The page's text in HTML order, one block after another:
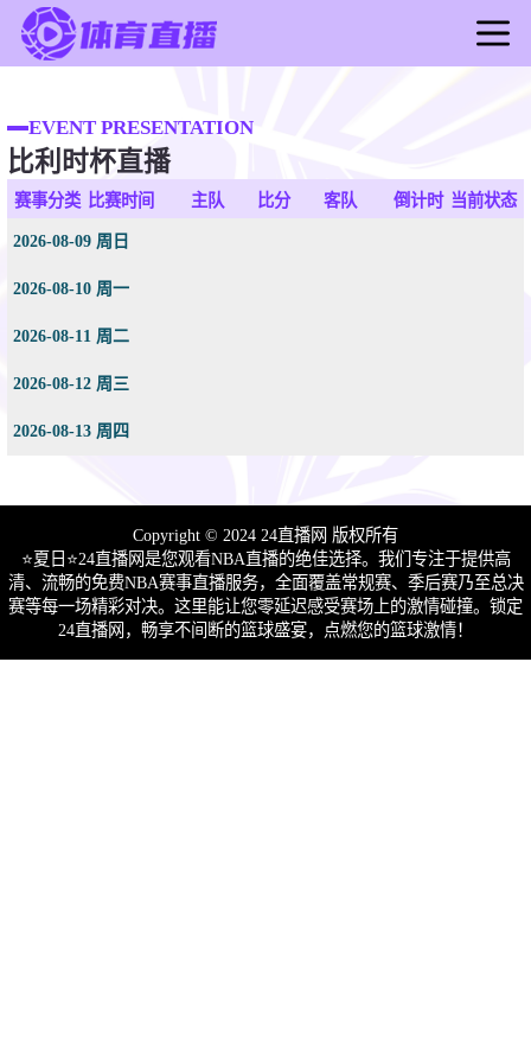
足球直播
篮球直播
足球录像
篮球新闻
EVENT PRESENTATION
比利时杯直播
赛事分类 比赛时间 主队 比分 客队 倒计时 当前状态
2026-08-09 周日
2026-08-10 周一
2026-08-11 周二
2026-08-12 周三
2026-08-13 周四
Copyright © 2024 24直播网 版权所有
⭐️夏日⭐24直播网是您观看NBA直播的绝佳选择。我们专注于提供高
清、流畅的免费NBA赛事直播服务，全面覆盖常规赛、季后赛乃至总决
赛等每一场精彩对决。这里能让您零延迟感受赛场上的激情碰撞。锁定
24直播网，畅享不间断的篮球盛宴，点燃您的篮球激情！